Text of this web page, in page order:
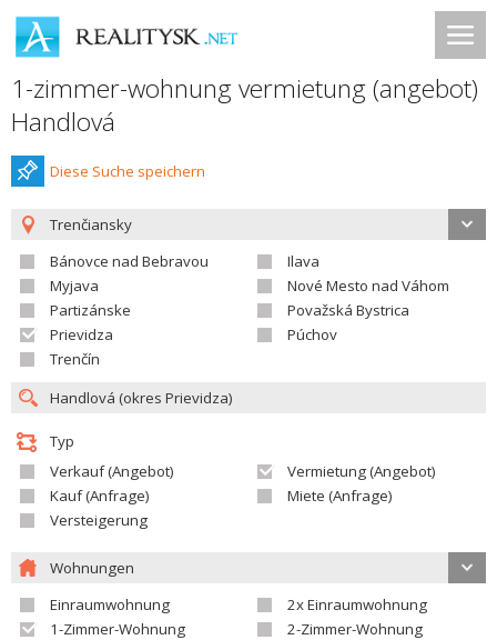
1-zimmer-wohnung vermietung (angebot)
Handlová
Diese Suche speichern
Trenčiansky
Bánovce nad Bebravou
Ilava
Myjava
Nové Mesto nad Váhom
Partizánske
Považská Bystrica
Prievidza
Púchov
Trenčín
Typ
Verkauf (Angebot)
Vermietung (Angebot)
Kauf (Anfrage)
Miete (Anfrage)
Versteigerung
Wohnungen
Einraumwohnung
2x Einraumwohnung
1-Zimmer-Wohnung
2-Zimmer-Wohnung